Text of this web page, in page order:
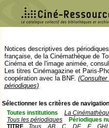
Notices descriptives des
française, de la Cinémathèque de
Cinéma et de l'image animée,
Les titres Cinémagazine et Paris-
coopération avec la BNF.
périodiques)
Sélectionner les critères de
Toutes institutions
La
Tous les périodiques
Périodiques
TITRE
Tous AB C DE F
GHI